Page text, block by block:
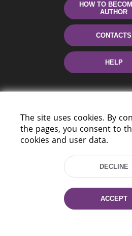
HOW TO
AUTHOR
CONTACTS
HELP
220114, Niezaležnasci Ave.
Fax: (+375 17) 368 97 06
E-mail: inbox@nlb.by
The site uses cookies. By
the pages, you consent to
cookies and user data.
DECLINE
ACCEPT